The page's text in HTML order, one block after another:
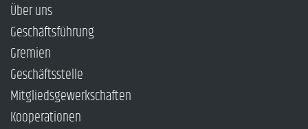
Über uns
Geschäftsführung
Gremien
Geschäftsstelle
Mitgliedsgewerkschaften
Kooperationen